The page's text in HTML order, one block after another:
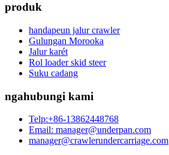
produk
handapeun jalur crawler
Gulungan Morooka
Jalur karét
Rol loader skid steer
Suku cadang
ngahubungi kami
Telp:+86-13862448768
Email: manager@underpan.com
manager@crawlerundercarriage.com